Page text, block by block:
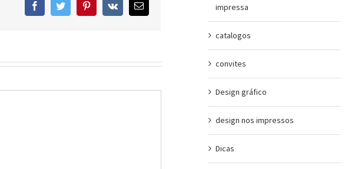
FacebookTwitter PinterestVk
E-
mail
impressa
catalogos
convites
Design gráfico
design nos impressos
Dicas